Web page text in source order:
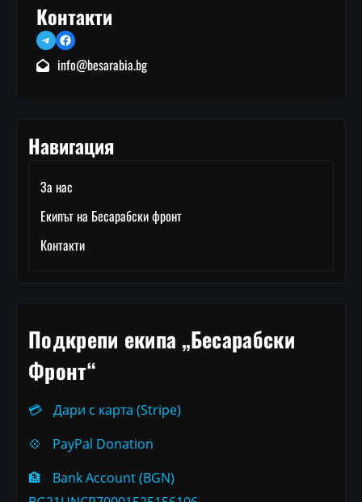
Контакти
TelegramFacebook
info@besarabia.bg
Навигация
За нас
Екипът на Бесарабски фронт
Контакти
Подкрепи екипа „Бесарабски
Фронт“
💳
Дари с карта (Stripe)
💠
PayPal Donation
🏦
Bank Account (BGN)